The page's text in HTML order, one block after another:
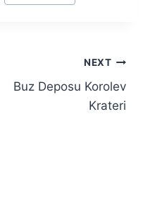
NEXT
Buz Deposu Korolev
Krateri